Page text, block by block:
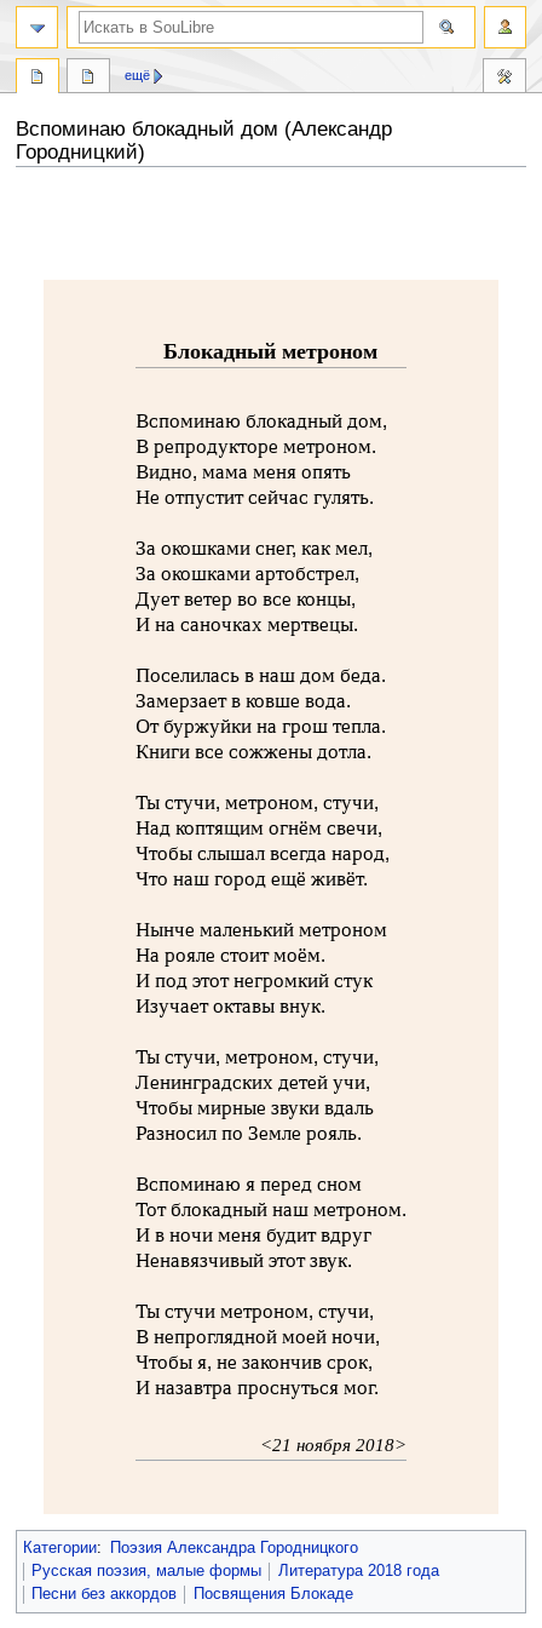
Вспоминаю блокадный дом (Александр
Городницкий)
Блокадный метроном
Вспоминаю блокадный дом,
В репродукторе метроном.
Видно, мама меня опять
Не отпустит сейчас гулять.
За окошками снег, как мел,
За окошками артобстрел,
Дует ветер во все концы,
И на саночках мертвецы.
Поселилась в наш дом беда.
Замерзает в ковше вода.
От буржуйки на грош тепла.
Книги все сожжены дотла.
Ты стучи, метроном, стучи,
Над коптящим огнём свечи,
Чтобы слышал всегда народ,
Что наш город ещё живёт.
Нынче маленький метроном
На рояле стоит моём.
И под этот негромкий стук
Изучает октавы внук.
Ты стучи, метроном, стучи,
Ленинградских детей учи,
Чтобы мирные звуки вдаль
Разносил по Земле рояль.
Вспоминаю я перед сном
Тот блокадный наш метроном.
И в ночи меня будит вдруг
Ненавязчивый этот звук.
Ты стучи метроном, стучи,
В непроглядной моей ночи,
Чтобы я, не закончив срок,
И назавтра проснуться мог.
<21 ноября 2018>
Категории:
Поэзия Александра Городницкого
Русская поэзия, малые формы
Литература 2018 года
Песни без аккордов
Посвящения Блокаде
ещё